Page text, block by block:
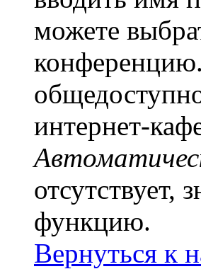
можете
интернет-
отсутствует,
функцию.
Вернуться к